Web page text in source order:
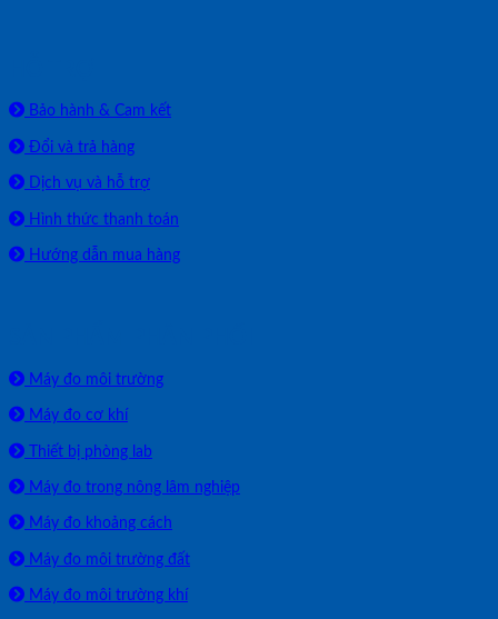
Bảo hành & Cam kết
Đổi và trả hàng
Dịch vụ và hỗ trợ
Hình thức thanh toán
Hướng dẫn mua hàng
Máy đo môi trường
Máy đo cơ khí
Thiết bị phòng lab
Máy đo trong nông lâm nghiệp
Máy đo khoảng cách
Máy đo môi trường đất
Máy đo môi trường khí